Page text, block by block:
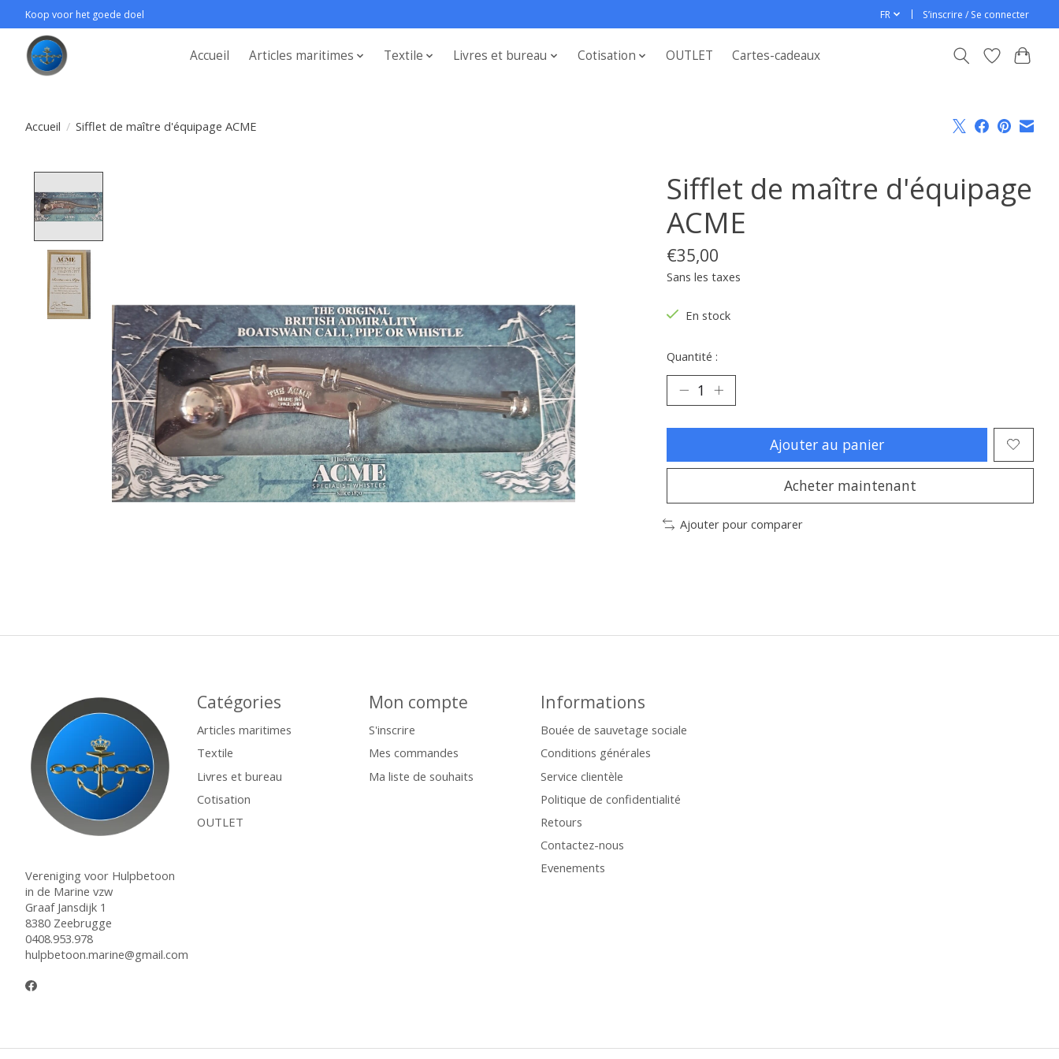
Koop voor het goede doel FR S’inscrire / Se connecter
Accueil Articles maritimes Textile Livres et bureau Cotisation OUTLET Cartes-cadeaux
Accueil / Sifflet de maître d'équipage ACME
Sifflet de maître d'équipage
ACME
€35,00
Sans les taxes
En stock
Quantité :
Ajouter au panier
Acheter maintenant
Ajouter pour comparer
Vereniging voor Hulpbetoon
in de Marine vzw
Graaf Jansdijk 1
8380 Zeebrugge
0408.953.978
hulpbetoon.marine@gmail.com
Catégories
Articles maritimes
Textile
Livres et bureau
Cotisation
OUTLET
Mon compte
S'inscrire
Mes commandes
Ma liste de souhaits
Informations
Bouée de sauvetage sociale
Conditions générales
Service clientèle
Politique de confidentialité
Retours
Contactez-nous
Evenements